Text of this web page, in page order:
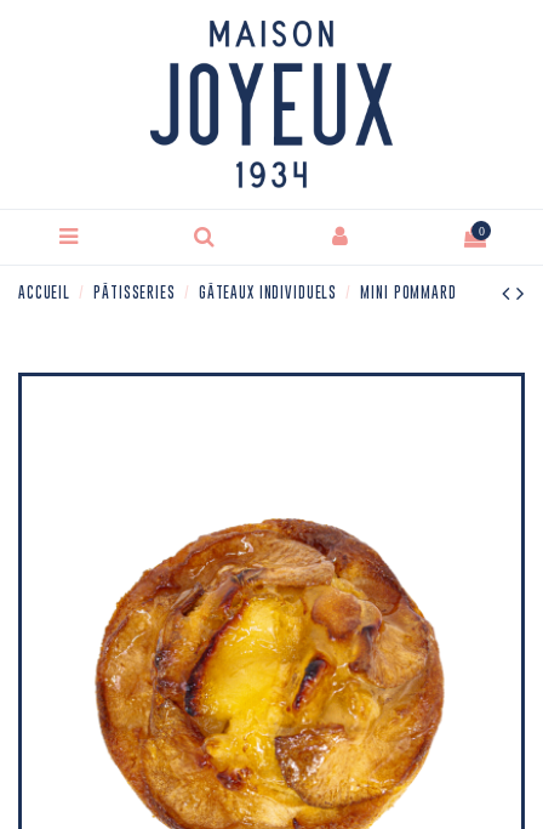
0
ACCUEIL PÂTISSERIES GÂTEAUX INDIVIDUELS MINI POMMARD